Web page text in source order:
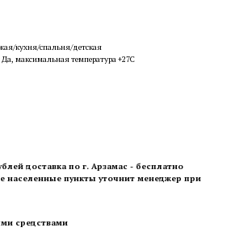
кухня/спальня/детская
максимальная температура +27С
доставка по г. Арзамас - бесплатно
населенные пункты уточнит менеджер при
средствами